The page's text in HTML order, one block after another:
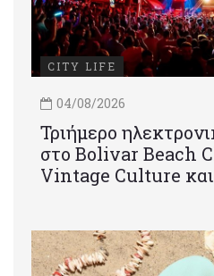
CITY LIFE
04/08/2026
Τριήμερο
στο Bolivar Beach
Vintage Culture